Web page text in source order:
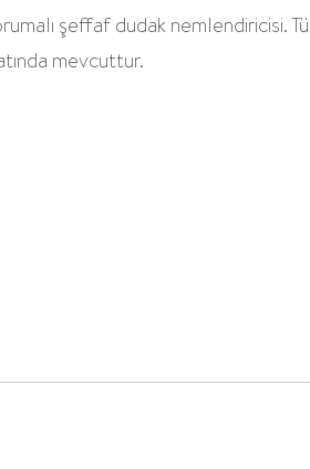
şeffaf dudak nemlendiricisi.
mevcuttur.